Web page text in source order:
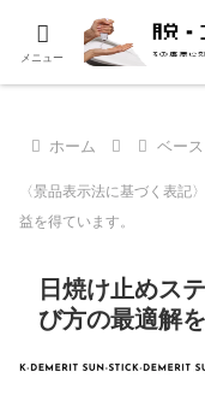
ホーム ベー
〈景品表示法に基づく表記
益を得ています。
日焼け止めス
び方の最適解
メニュー